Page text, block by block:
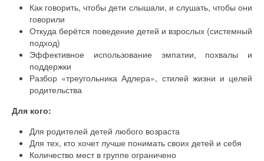
Как говорить, чтобы дети слышали, и слушать, чтобы они
говорили
Откуда берётся поведение детей и взрослых (системный
подход)
Эффективное использование эмпатии, похвалы и
поддержки
Разбор «треугольника Адлера», стилей жизни и целей
родительства
Для кого:
Для родителей детей любого возраста
Для тех, кто хочет лучше понимать своих детей и себя
Количество мест в группе ограничено